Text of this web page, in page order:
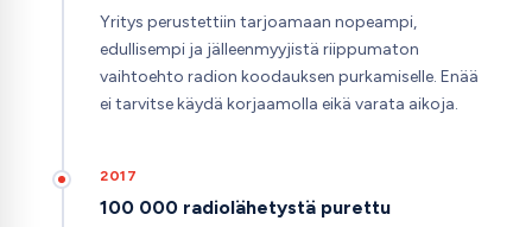
Yritys perustettiin tarjoamaan nopeampi,
edullisempi ja jälleenmyyjistä riippumaton
vaihtoehto radion koodauksen purkamiselle. Enää
ei tarvitse käydä korjaamolla eikä varata aikoja.
2017
100 000 radiolähetystä purettu